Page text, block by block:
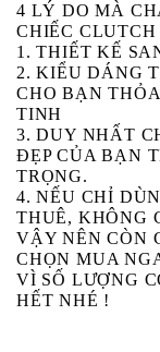
4 LÝ DO MÀ
CHIẾC
1. THIẾT KẾ
2. KIỂU DÁNG
CHO BẠN
TINH
3. DUY NHẤT
ĐẸP CỦA BẠN
TRỌNG.
4. NẾU CHỈ
THUÊ, KHÔNG
VẬY NÊN CÒN
CHỌN MUA
VÌ SỐ LƯỢNG
HẾT NHÉ !